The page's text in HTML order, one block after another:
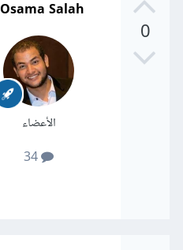
0
Osama Salah
الأعضاء